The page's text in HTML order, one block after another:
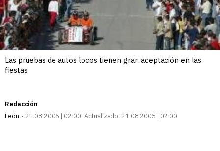
Las pruebas de autos locos tienen gran aceptación en las
fiestas
Redacción
León
21.08.2005 | 02:00 Actualizado: 21.08.2005 | 02:00